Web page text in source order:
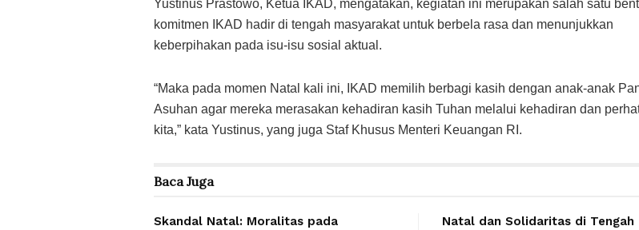
Yustinus Prastowo, Ketua IKAD, mengatakan, kegiatan ini merupakan salah satu
komitmen IKAD hadir di tengah masyarakat untuk berbela rasa dan menunjukkan
keberpihakan pada isu-isu sosial aktual.
“Maka pada momen Natal kali ini, IKAD memilih berbagi kasih dengan anak-anak
Asuhan agar mereka merasakan kehadiran kasih Tuhan melalui kehadiran dan
kita,” kata Yustinus, yang juga Staf Khusus Menteri Keuangan RI.
Baca Juga
Skandal Natal: Moralitas pada
Natal dan Solidaritas di Tengah